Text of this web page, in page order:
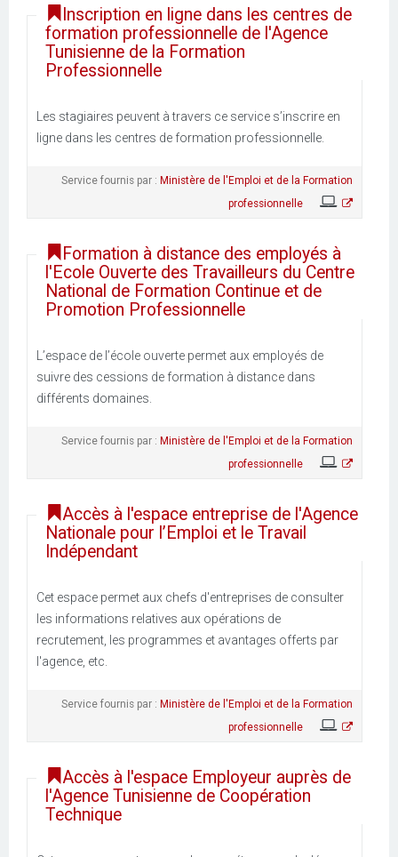
Inscription en ligne dans les centres de
formation professionnelle de l'Agence
Tunisienne de la Formation
Professionnelle
Les stagiaires peuvent à travers ce service s’inscrire en
ligne dans les centres de formation professionnelle.
Service fournis par : Ministère de l'Emploi et de la Formation
professionnelle
Formation à distance des employés à
l'Ecole Ouverte des Travailleurs du Centre
National de Formation Continue et de
Promotion Professionnelle
L’espace de l’école ouverte permet aux employés de
suivre des cessions de formation à distance dans
différents domaines.
Service fournis par : Ministère de l'Emploi et de la Formation
professionnelle
Accès à l'espace entreprise de l'Agence
Nationale pour l’Emploi et le Travail
Indépendant
Cet espace permet aux chefs d'entreprises de consulter
les informations relatives aux opérations de
recrutement, les programmes et avantages offerts par
l'agence, etc.
Service fournis par : Ministère de l'Emploi et de la Formation
professionnelle
Accès à l'espace Employeur auprès de
l'Agence Tunisienne de Coopération
Technique